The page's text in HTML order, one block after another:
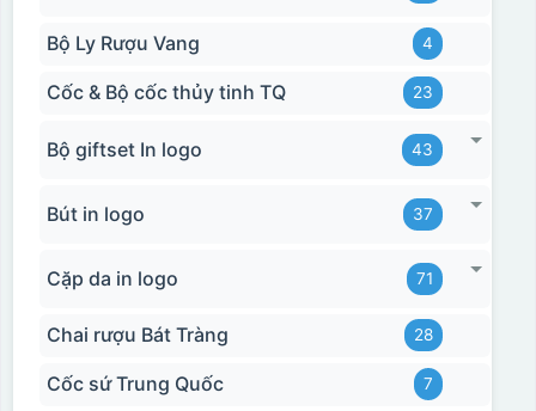
Bộ Ly Rượu Vang 4
Cốc & Bộ cốc thủy tinh TQ 23
Bộ giftset In logo 43
Bút in logo 37
Cặp da in logo 71
Chai rượu Bát Tràng 28
Cốc sứ Trung Quốc 7